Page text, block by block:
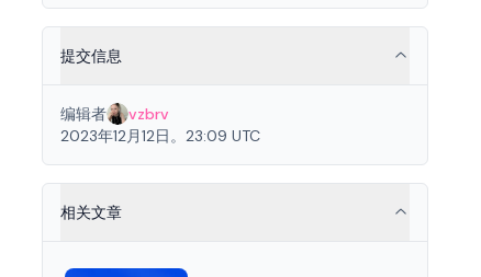
提交信息
编辑者
vzbrv
2023年12月12日。23:09 UTC
相关文章